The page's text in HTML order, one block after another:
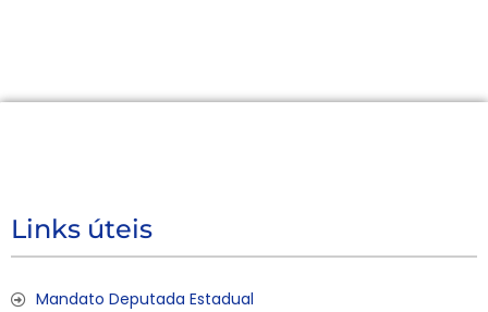
Links úteis
Mandato Deputada Estadual